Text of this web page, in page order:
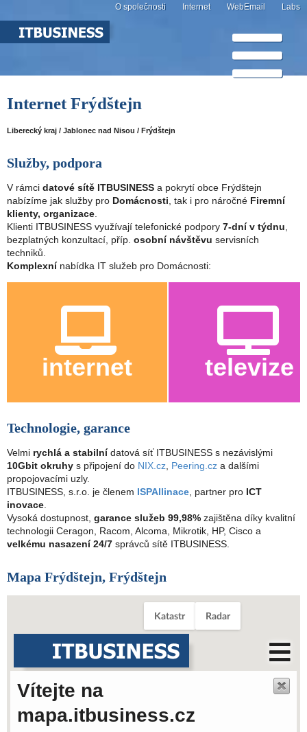
O společnosti Internet WebEmail Labs
Internet Frýdštejn
Liberecký kraj / Jablonec nad Nisou / Frýdštejn
Služby, podpora
V rámci datové sítě ITBUSINESS a pokrytí obce Frýdštejn
nabízíme jak služby pro Domácnosti , tak i pro náročné Firemní
klienty, organizace
Klienti ITBUSINESS využívají telefonické podpory 7-dní v týdnu
bezplatných konzultací, příp. osobní návštěvu servisních
techniků.
Komplexnínabídka IT služeb pro Domácnosti:
internet televize
Technologie, garance
Velmi rychlá a stabilnídatová síť ITBUSINESS s nezávislými
10Gbit okruhy s připojení do NIX.cz, Peering.cz a dalšími
propojovacími uzly.
ITBUSINESS, s.r.o. je členem ISPAllinace, partner pro ICT
inovace.
Vysoká dostupnost, garance služeb 99,98% zajištěna díky kvalitní
technologii Ceragon, Racom, Alcoma, Mikrotik, HP, Cisco a
velkému nasazení 24/7 správců sítě ITBUSINESS.
Mapa Frýdštejn, Frýdštejn